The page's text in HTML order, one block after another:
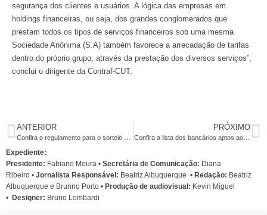
segurança dos clientes e usuários. A lógica das empresas em
holdings financeiras, ou seja, dos grandes conglomerados que
prestam todos os tipos de serviços financeiros sob uma mesma
Sociedade Anônima (S.A) também favorece a arrecadação de tarifas
dentro do próprio grupo, através da prestação dos diversos serviços”,
conclui o dirigente da Contraf-CUT.
ANTERIOR PRÓXIMO
Confira a lista dos bancários aptos ao sorteio
Expediente:
Presidente: Fabiano Moura • Secretária de Comunicação: Diana
Ribeiro • Jornalista Responsável: Beatriz Albuquerque • Redação: Beatriz
Albuquerque e Brunno Porto • Produção de audiovisual: Kevin Miguel
• Designer: Bruno Lombardi